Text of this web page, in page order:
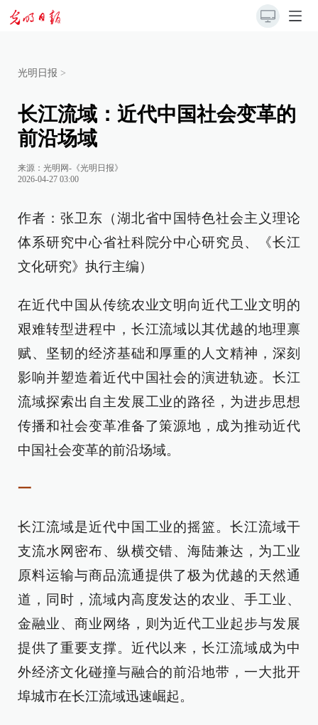
光明日报 >
长江流域：近代中国社会变革的
前沿场域
来源： 光明网-《光明日报》
2026-04-27 03:00
作者：张卫东（湖北省中国特色社会主义理论
体系研究中心省社科院分中心研究员、《长江
文化研究》执行主编）
在近代中国从传统农业文明向近代工业文明的
艰难转型进程中，长江流域以其优越的地理禀
赋、坚韧的经济基础和厚重的人文精神，深刻
影响并塑造着近代中国社会的演进轨迹。长江
流域探索出自主发展工业的路径，为进步思想
传播和社会变革准备了策源地，成为推动近代
中国社会变革的前沿场域。
一
长江流域是近代中国工业的摇篮。长江流域干
支流水网密布、纵横交错、海陆兼达，为工业
原料运输与商品流通提供了极为优越的天然通
道，同时，流域内高度发达的农业、手工业、
金融业、商业网络，则为近代工业起步与发展
提供了重要支撑。近代以来，长江流域成为中
外经济文化碰撞与融合的前沿地带，一大批开
埠城市在长江流域迅速崛起。